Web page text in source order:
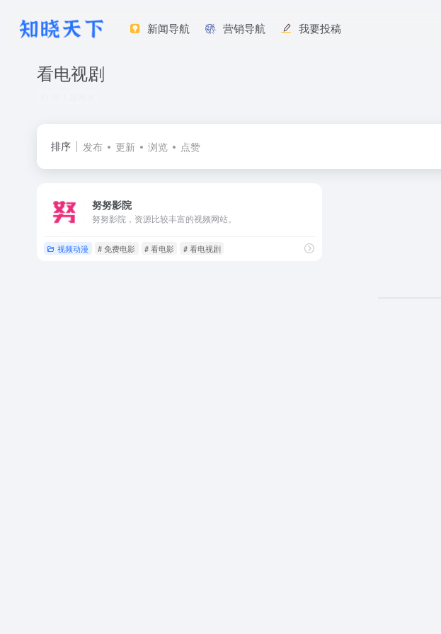
新闻导航 营销导航 我要投稿
看电视剧
排序 发布 更新 浏览 点赞
努努影院
努努影院，资源比较丰富的视频网站。
视频动漫 # 免费电影 # 看电影 # 看电视剧